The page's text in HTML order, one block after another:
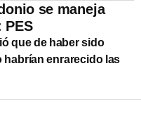
se maneja
que de haber sido
habrían enrarecido las